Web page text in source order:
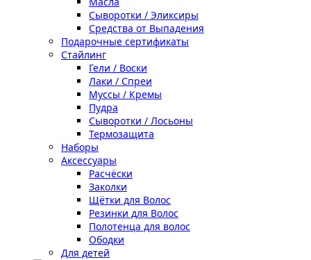
Сыворотки / Эликсиры
Средства от Выпадения
Подарочные сертификаты
Стайлинг
Гели / Воски
Лаки / Спреи
Муссы / Кремы
Пудра
Сыворотки / Лосьоны
Термозащита
Наборы
Аксессуары
Расчёски
Заколки
Щётки для Волос
Резинки для Волос
Полотенца для волос
Ободки
Для детей